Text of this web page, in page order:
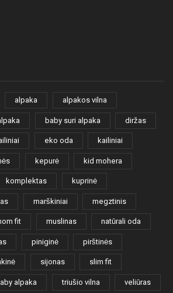
alpaka alpakos vilna
baby suri alpaka diržas
eko oda kailiniai
kepurė kid mohera
komplektas kuprinė
marškiniai megztinis
fit muslinas natūrali oda
piniginė pirštinės
sijonas slim fit
alpaka triušio vilna veliūras